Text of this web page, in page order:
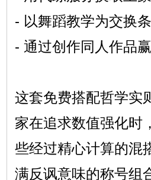
- 以舞蹈教学为交换
- 通过创作同人作品
这套免费搭配哲学实
家在追求数值强化
些经过精心计算的混
满反讽意味的称号组